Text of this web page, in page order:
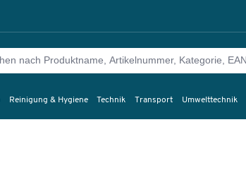
Reinigung & Hygiene Technik Transport Umwelttechnik